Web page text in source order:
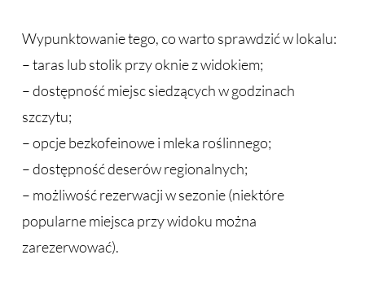
Wypunktowanie tego, co warto sprawdzić w lokalu:
– taras lub stolik przy oknie z widokiem;
– dostępność miejsc siedzących w godzinach
szczytu;
– opcje bezkofeinowe i mleka roślinnego;
– dostępność deserów regionalnych;
– możliwość rezerwacji w sezonie (niektóre
popularne miejsca przy widoku można
zarezerwować).